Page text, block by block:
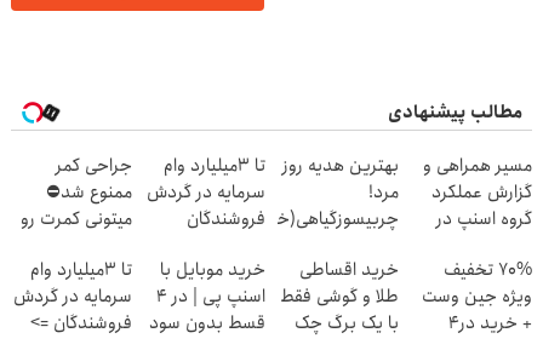
مطالب پیشنهادی
مسیر همراهی و
گزارش عملکرد
گروه اسنپ در
بهترین هدیه روز
مرد!
چربیسوزگیاهی(خرید60%تخفیف
تا 3میلیارد وام
سرمایه در گردش
فروشندگان
جراحی کمر
ممنوع شد⛔
میتونی کمرت رو
کنی! 👈🏻
پرسش‌نامه
70% تخفیف
ویژه جین وست
+ خرید در4
خرید اقساطی
طلا و گوشی فقط
با یک برگ چک
خرید موبایل با
اسنپ پی | در ۴
قسط بدون سود
تا 3میلیارد وام
سرمایه در گردش
فروشندگان =>